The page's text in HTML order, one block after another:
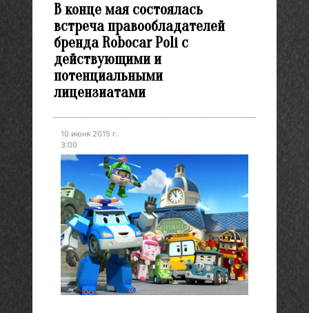
В конце мая состоялась
встреча правообладателей
бренда Robocar Poli с
действующими и
потенциальными
лицензиатами
10 июня 2015 г.
3:00